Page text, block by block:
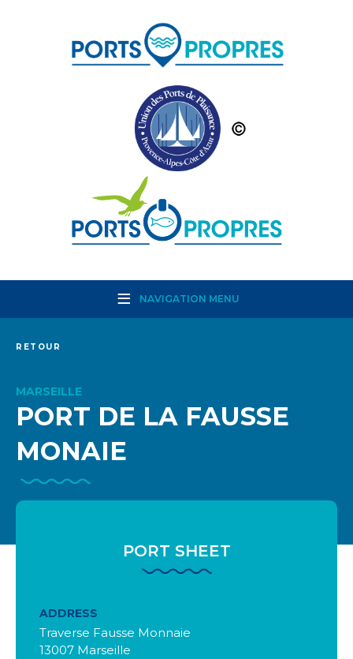
NAVIGATION MENU
RETOUR
MARSEILLE
PORT DE LA FAUSSE
MONAIE
PORT SHEET
ADDRESS
Traverse Fausse Monnaie
13007 Marseille